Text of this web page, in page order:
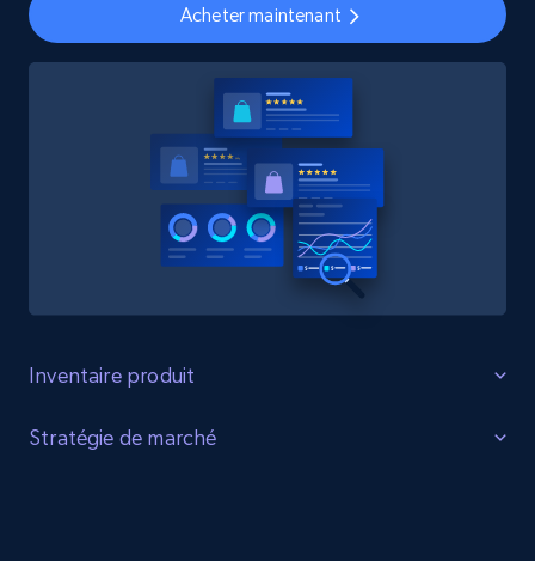
Acheter maintenant
Inventaire produit
Identifier les lacunes
Stratégie de marché